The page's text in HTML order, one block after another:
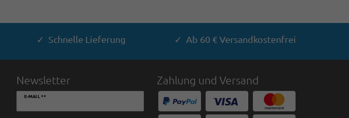
✓ Schnelle Lieferung ✓ Ab 60 € Versandkostenfrei
Newsletter
E-MAIL **
Newsletter
Zahlung und Versand